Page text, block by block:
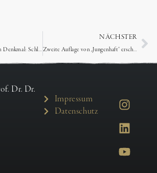
Vom Spontankauf zum Denkmal: Schloss Hofhegnenberg als privates Wohnschloss
NÄCHSTER
Zweite Auflage von „Jungenhaft“ erschienen
Dr. Dr.
Impressum
Datenschutz